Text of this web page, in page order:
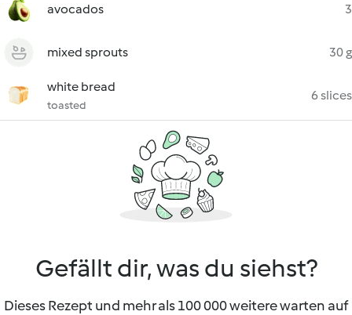
avocados 3
mixed sprouts 30 g
white bread
toasted
6 slices
Gefällt dir, was du siehst?
Dieses Rezept und mehr als 100 000 weitere warten auf